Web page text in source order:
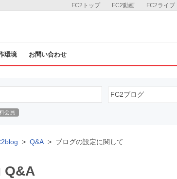
FC2ライブ
FC2動画
FC2トップ
環境 お問い合わせ
会員
Q&A ブログの設定に関して
Q&A